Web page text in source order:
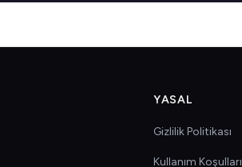
YASAL
Gizlilik Politikası
Kullanım Koşulları